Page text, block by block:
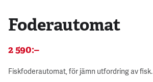
Foderautomat
2 590:–
Fiskfoderautomat, för jämn utfordring av fisk.